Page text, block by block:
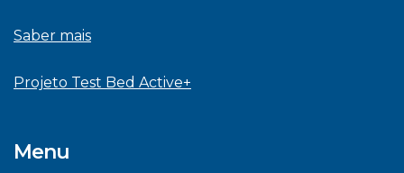
Saber mais
Projeto Test Bed Active+
Menu